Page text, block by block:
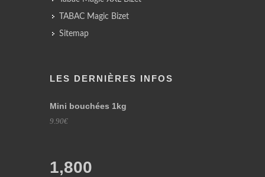
TABAC Magic Bizet
Sitemap
LES DERNIÈRES INFOS
Mini bouchées 1kg
9.90€
1,800